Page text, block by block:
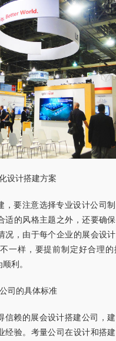
设计搭建方案
，要注意选择专业设计公司
适的风格主题之外，还要确
况，由于每个企业的展会设
一样，要提前制定好合理
利。
司的具体标准
信赖的展会设计搭建公司，
经验。考量公司在设计和搭